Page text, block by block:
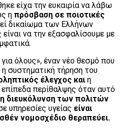
είχα την ευκαιρία να λάβω
η πρόσβαση σε ποιοτικές
δικαίωμα των Ελλήνων
να την εξασφαλίσουμε με
όλους», έναν νέο θεσμό που
η συστηματική τήρηση του
έλεγχος και η
περίθαλψης όταν αυτό
διευκόλυνση των πολιτών
υπηρεσίες υγείας είναι
νομοσχέδιο θεραπεύει.